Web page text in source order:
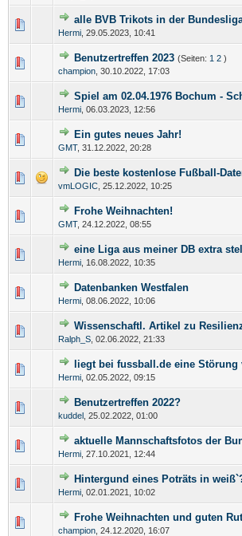
alle BVB Trikots in der
Hermi 29.05.2023, 10:41
Benutzertreffen 2023 (Seiten: 1 2 )
champion 30.10.2022, 17:03
Spiel am 02.04.1976 Bochum -
Hermi 06.03.2023, 12:56
Ein gutes neues Jahr!
GMT, 31.12.2022, 20:28
Die beste kostenlose Fußball-
vmLOGIC 25.12.2022, 10:25
Frohe Weihnachten!
GMT, 24.12.2022, 08:55
eine Liga aus meiner DB extra
Hermi 16.08.2022, 10:35
Datenbanken Westfalen
Hermi 08.06.2022, 10:06
Wissenschaftl. Artikel zu
Ralph_S 02.06.2022, 21:33
liegt bei fussball.de eine Störung
Hermi 02.05.2022, 09:15
Benutzertreffen 2022?
kuddel 25.02.2022, 01:00
aktuelle Mannschaftsfotos der
Hermi 27.10.2021, 12:44
Hintergund eines Poträts in
Hermi 02.01.2021, 10:02
Frohe Weihnachten und guten
champion 24.12.2020, 16:07